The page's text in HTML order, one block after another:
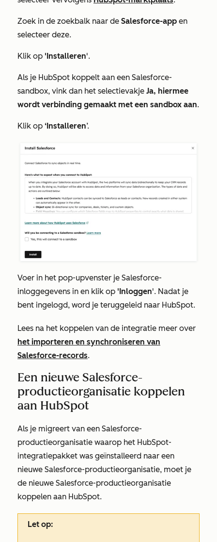
Zoek in de zoekbalk naar de Salesforce-app en
selecteer deze.
Klik op 'Installeren'.
Als je HubSpot koppelt aan een Salesforce-
sandbox, vink dan het selectievakje Ja, hiermee
wordt verbinding gemaakt met een sandbox aan.
Klik op ‘Installeren’.
Voer in het pop-upvenster je Salesforce-
inloggegevens in en klik op 'Inloggen'. Nadat je
bent ingelogd, word je teruggeleid naar HubSpot.
Lees na het koppelen van de integratie meer over
het importeren en synchroniseren van
Salesforce-records.
Een nieuwe Salesforce-
productieorganisatie koppelen
aan HubSpot
Als je migreert van een Salesforce-
productieorganisatie waarop het HubSpot-
integratiepakket was geïnstalleerd naar een
nieuwe Salesforce-productieorganisatie, moet je
de nieuwe Salesforce-productieorganisatie
koppelen aan HubSpot.
Let op: